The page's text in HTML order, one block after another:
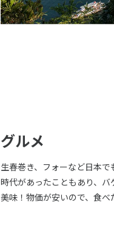
グルメ
生春巻き、フォーなど日本
時代があったこともあり、
美味！物価が安いので、食べ